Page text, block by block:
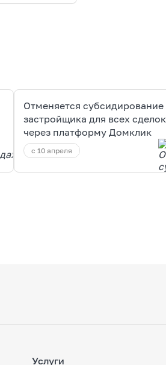
Отменяется субсидирование
застройщика для всех сделок
через платформу Домклик
с 10 апреля
Услуги